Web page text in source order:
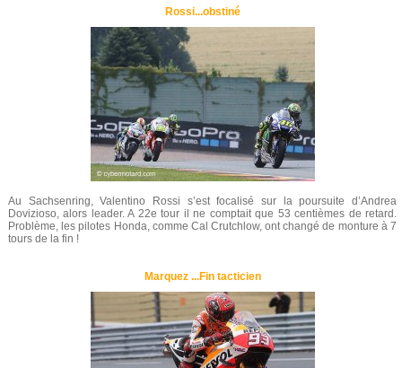
Rossi...obstiné
Au Sachsenring, Valentino Rossi s’est focalisé sur la poursuite d’Andrea
Dovizioso, alors leader. A 22e tour il ne comptait que 53 centièmes de retard.
Problème, les pilotes Honda, comme Cal Crutchlow, ont changé de monture à 7
tours de la fin !
Marquez ...Fin tacticien